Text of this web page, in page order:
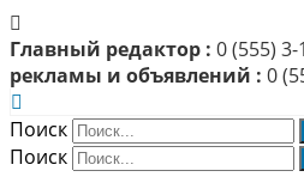
Главный редактор : 0 (555)
рекламы и объявлений : 0
Поиск
Поиск